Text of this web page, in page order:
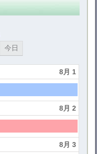
今日
8月 1
8月 2
8月 3